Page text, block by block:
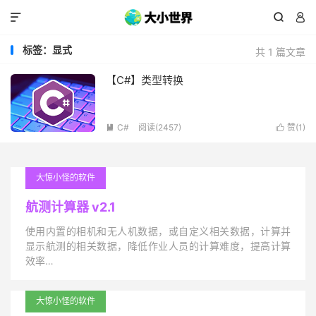
 

共 1 篇文章
标签：显式
【C#】类型转换
 赞(1 )
 C# 阅读(2457)
大惊小怪的软件
航测计算器 v2.1
使用内置的相机和无人机数据，或自定义相关数据，计算并
显示航测的相关数据，降低作业人员的计算难度，提高计算
效率…
大惊小怪的软件